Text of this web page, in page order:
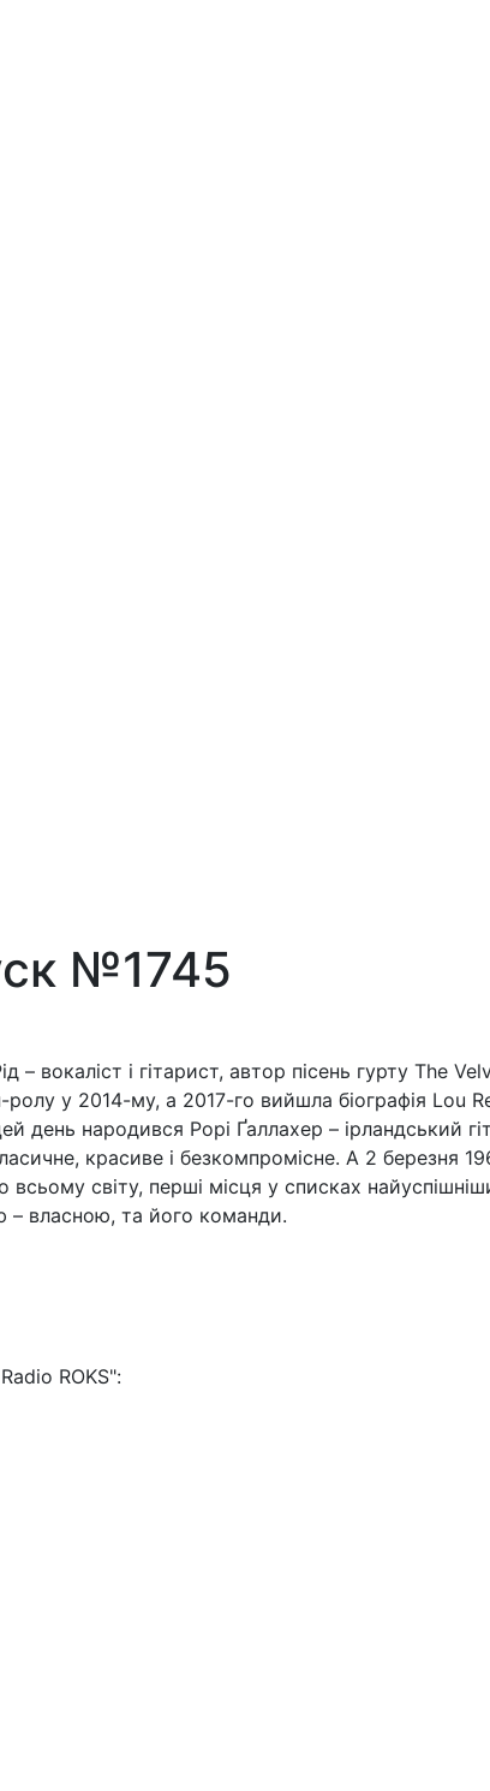
№1745
– вокаліст і гітарист, автор пісень гурту The
ролу у 2014-му, а 2017-го вийшла біографія Lou
день народився Рорі Ґаллахер – ірландський
красиве і безкомпромісне. А 2 березня
всьому світу, перші місця у списках
власною, та його команди.
ROKS":